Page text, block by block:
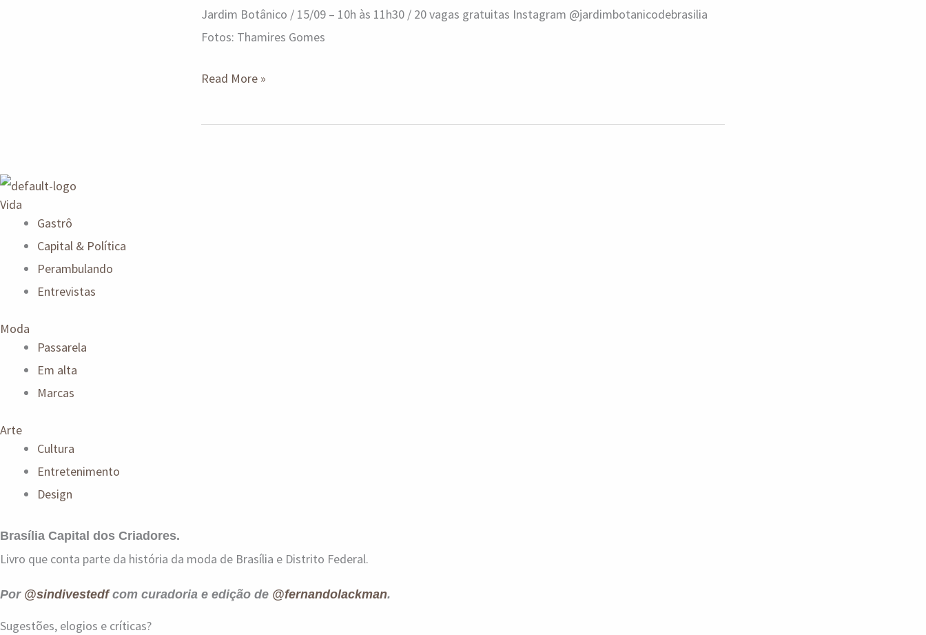
Jardim Botânico / 15/09 – 10h às 11h30 / 20 vagas gratuitas Instagram @jardimbotanicodebrasilia
Fotos: Thamires Gomes
Read More »
Vida
Gastrô
Capital & Política
Perambulando
Entrevistas
Moda
Passarela
Em alta
Marcas
Arte
Cultura
Entretenimento
Design
Brasília Capital dos Criadores.
Livro que conta parte da história da moda de Brasília e Distrito Federal.
Por @sindivestedfcom curadoria e edição de @fernandolackman.
Sugestões, elogios e críticas?